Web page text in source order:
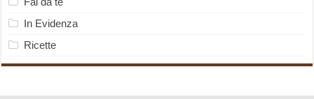
In Evidenza
Ricette